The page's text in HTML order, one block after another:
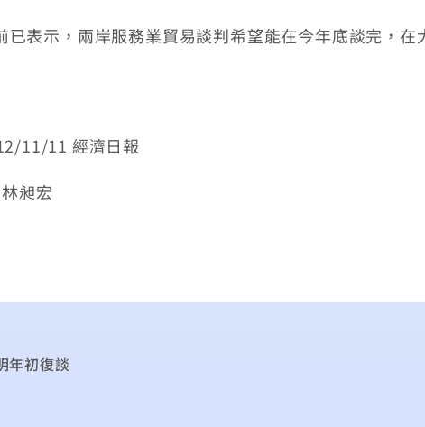
表示，兩岸服務業貿易談判希望能在今年底談完，在
11/11 經濟日報
昶宏
年初復談